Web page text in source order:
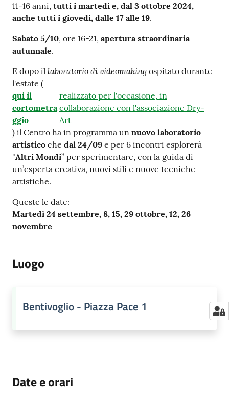
Seguici
su
11-16 anni, tutti i martedì e, dal 3 ottobre 2024,
anche tutti i giovedì, dalle 17 alle 19.
Sabato 5/10, ore 16-21, apertura straordinaria
autunnale.
E dopo il laboratorio di videomaking ospitato durante
l'estate (
qui il
cortometra
ggio
realizzato per l'occasione, in
collaborazione con l'associazione Dry-
Art
) il Centro ha in programma un nuovo laboratorio
artistico che dal 24/09 e per 6 incontri esplorerà
"Altri Mondi” per sperimentare, con la guida di
un’esperta creativa, nuovi stili e nuove tecniche
artistiche.
Queste le date:
Martedì 24 settembre, 8, 15, 29 ottobre, 12, 26
novembre
Luogo
Bentivoglio - Piazza Pace 1
Date e orari